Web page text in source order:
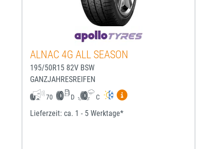
ALNAC 4G ALL SEASON
195/50R15 82V BSW
GANZJAHRESREIFEN
70 D C
Mehr Informationen zum
Lieferzeit: ca. 1 - 5 Werktage*